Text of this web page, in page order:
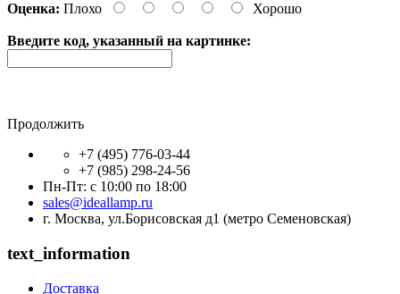
Оценка: Плохо Хорошо
Введите код, указанный на картинке:
Продолжить
+7 (495) 776-03-44
+7 (985) 298-24-56
Пн-Пт: с 10:00 по 18:00
sales@ideallamp.ru
г. Москва, ул.Борисовская д1 (метро Семеновская)
text_information
Доставка